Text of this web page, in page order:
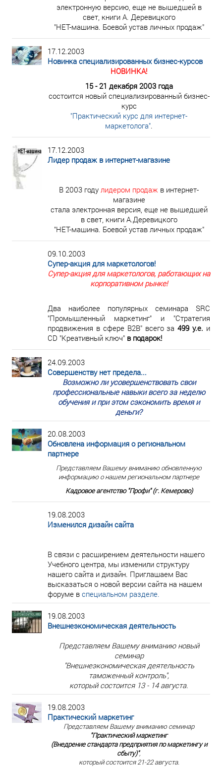
электронную версию, еще не вышедшей в
свет, книги А. Деревицкого
"НЕТ-машина. Боевой устав личных продаж"
17.12.2003
Новинка специализированных бизнес-курсов
НОВИНКА!
15 - 21 декабря 2003 года
состоится новый специализированный бизнес-
курс
"Практический курс для интернет-
маркетолога".
17.12.2003
Лидер продаж в интернет-магазине
В 2003 году лидером продаж в интернет-
магазине
стала электронная версия, еще не вышедшей
в свет, книги А.Деревицкого
"НЕТ-машина. Боевой устав личных продаж"
09.10.2003
Супер-акция для маркетологов!
Супер-акция для маркетологов, работающих на
корпоративном рынке!
Два наиболее популярных семинара SRC
"Промышленный маркетинг" и "Стратегия
продвижения в сфере В2В" всего за499 у.е. и
CD "Креативный ключ" в подарок!
24.09.2003
Совершенству нет предела...
Возможно ли усовершенствовать свои
профессиональные навыки всего за неделю
обучения и при этом сэкономить время и
деньги?
20.08.2003
Обновлена информация о региональном
партнере
Представляем Вашему вниманию обновленную
информацию о нашем региональном партнере
Кадровое агентство "Профи" (г. Кемерово)
19.08.2003
Изменился дизайн сайта
В связи с расширением деятельности нашего
Учебного центра, мы изменили структуру
нашего сайта и дизайн. Приглашаем Вас
высказаться о новой версии сайта на нашем
форуме в специальном разделе.
19.08.2003
Внешнеэкономическая деятельность
Представляем Вашему вниманию новый
семинар
"Внешнеэкономическая деятельность
таможенный контроль",
который состоится 13 - 14 августа.
19.08.2003
Практический маркетинг
Представляем Вашему вниманию семинар
"Практический маркетинг
(Внедрение стандарта предприятия по маркетингу и
сбыту)",
который состоится 21-22 августа.